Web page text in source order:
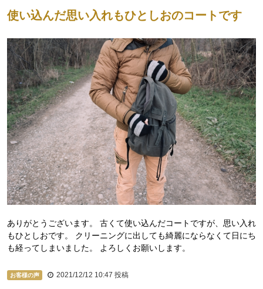
使い込んだ思い入れもひとしおのコートです
ありがとうございます。 古くて使い込んだコートですが、思い入れ
もひとしおです。 クリーニングに出しても綺麗にならなくて日にち
も経ってしまいました。 よろしくお願いします。
お客様の声 2021/12/12 10:47 投稿